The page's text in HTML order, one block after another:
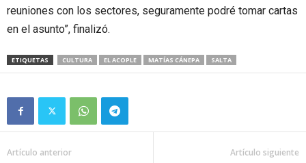
reuniones con los sectores, seguramente podré tomar cartas
en el asunto”, finalizó.
ETIQUETAS CULTURA EL ACOPLE MATÍAS CÁNEPA SALTA
Artículo anterior Artículo siguiente